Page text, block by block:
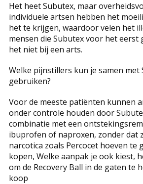
Het heet Subutex, maar
individuele artsen hebben het
het te krijgen, waardoor velen het
mensen die Subutex voor het eerst
het niet bij een arts.
Welke pijnstillers kun je samen met
gebruiken?
Voor de meeste patiënten kunnen
onder controle houden door
combinatie met een
ibuprofen of naproxen, zonder dat
narcotica zoals Percocet hoeven te
kopen, Welke aanpak je ook kiest,
om de Recovery Ball in de gaten te
koop